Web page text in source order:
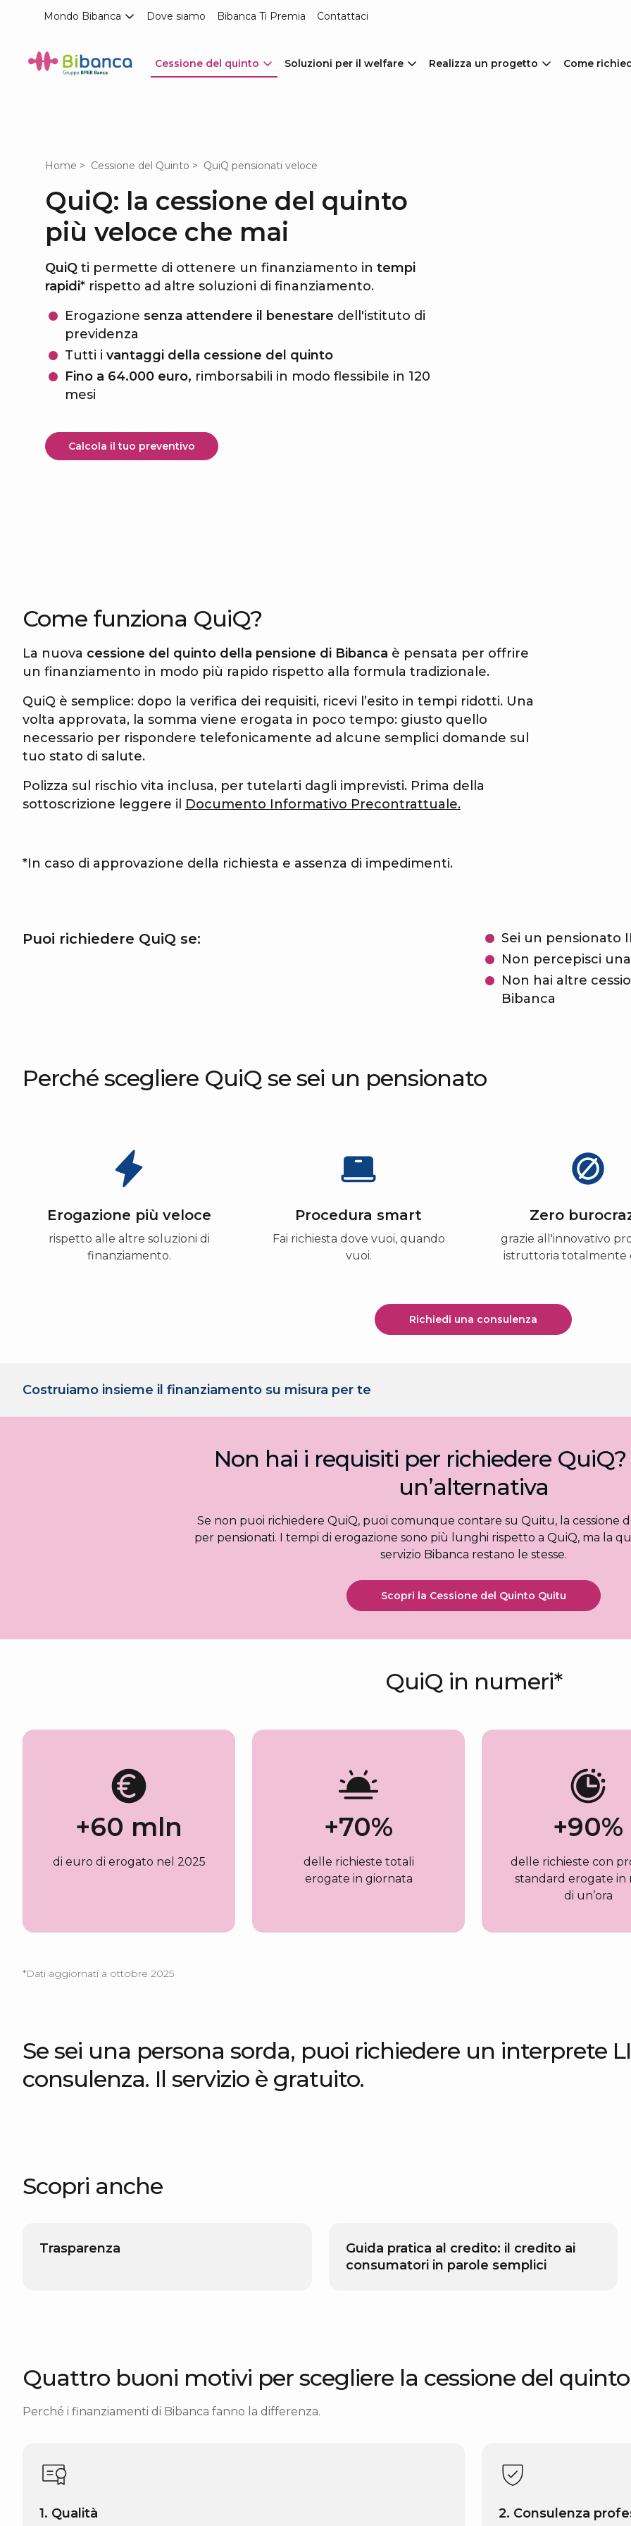
Mondo Bibanca Dove siamo Bibanca Ti Premia Contattaci
Cessione del quinto Soluzioni per il welfare Realizza un progetto Come
Home Cessione del Quinto QuiQ pensionati veloce
QuiQ: la cessione del quinto
più veloce che mai
QuiQ ti permette di ottenere un finanziamento in tempi
rapidi* rispetto ad altre soluzioni di finanziamento.
Erogazione senza attendere il benestare dell'istituto di
previdenza
Tutti i vantaggi della cessione del quinto
Fino a 64.000 euro, rimborsabili in modo flessibile in 120
mesi
Calcola il tuo preventivo
Come funziona QuiQ?
La nuova cessione del quinto della pensione di Bibanca è pensata per offrire
un finanziamento in modo più rapido rispetto alla formula tradizionale.
QuiQ è semplice: dopo la verifica dei requisiti, ricevi l’esito in tempi ridotti. Una
volta approvata, la somma viene erogata in poco tempo: giusto quello
necessario per rispondere telefonicamente ad alcune semplici domande sul
tuo stato di salute.
Polizza sul rischio vita inclusa, per tutelarti dagli imprevisti. Prima della
sottoscrizione leggere il Documento Informativo Precontrattuale.
*In caso di approvazione della richiesta e assenza di impedimenti.
Puoi richiedere QuiQ se:
Sei un pensionato
Non percepisci
Non hai altre
Bibanca
Perché scegliere QuiQ se sei un pensionato
Erogazione più veloce
rispetto alle altre soluzioni di
finanziamento.
Procedura smart
Fai richiesta dove vuoi, quando
vuoi.
Zero
grazie all'innovativo
istruttoria totalmente
Richiedi una consulenza
Costruiamo insieme il finanziamento su misura per te
Non hai i requisiti per richiedere
un’alternativa
Se non puoi richiedere QuiQ, puoi comunque contare su Quitu, la cessione
per pensionati. I tempi di erogazione sono più lunghi rispetto a QuiQ, ma la
servizio Bibanca restano le stesse.
Scopri la Cessione del Quinto Quitu
QuiQ in numeri*
+60 mln
di euro di erogato nel 2025
+70%
delle richieste totali
erogate in giornata
+90%
delle richieste con
standard erogate in
di un’ora
*Dati aggiornati a ottobre 2025
Se sei una persona sorda, puoi richiedere un interprete
consulenza. Il servizio è gratuito.
Scopri anche
Trasparenza
Guida pratica al credito: il credito ai
consumatori in parole semplici
Quattro buoni motivi per scegliere la cessione del
Perché i finanziamenti di Bibanca fanno la differenza.
1. Qualità 2. Consulenza